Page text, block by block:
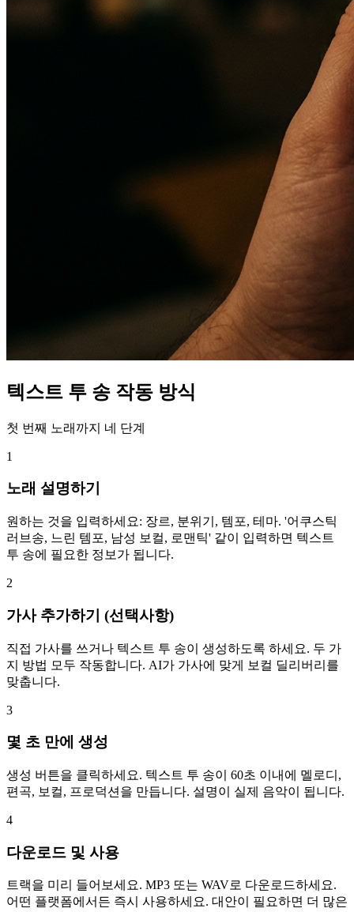
텍스트 투 송 작동 방식
첫 번째 노래까지 네 단계
1
노래 설명하기
원하는 것을 입력하세요: 장르, 분위기, 템포, 테마. '어쿠스틱
러브송, 느린 템포, 남성 보컬, 로맨틱' 같이 입력하면 텍스트
투 송에 필요한 정보가 됩니다.
2
가사 추가하기 (선택사항)
직접 가사를 쓰거나 텍스트 투 송이 생성하도록 하세요. 두 가
지 방법 모두 작동합니다. AI가 가사에 맞게 보컬 딜리버리를
맞춥니다.
3
몇 초 만에 생성
생성 버튼을 클릭하세요. 텍스트 투 송이 60초 이내에 멜로디,
편곡, 보컬, 프로덕션을 만듭니다. 설명이 실제 음악이 됩니다.
4
다운로드 및 사용
트랙을 미리 들어보세요. MP3 또는 WAV로 다운로드하세요.
어떤 플랫폼에서든 즉시 사용하세요. 대안이 필요하면 더 많은